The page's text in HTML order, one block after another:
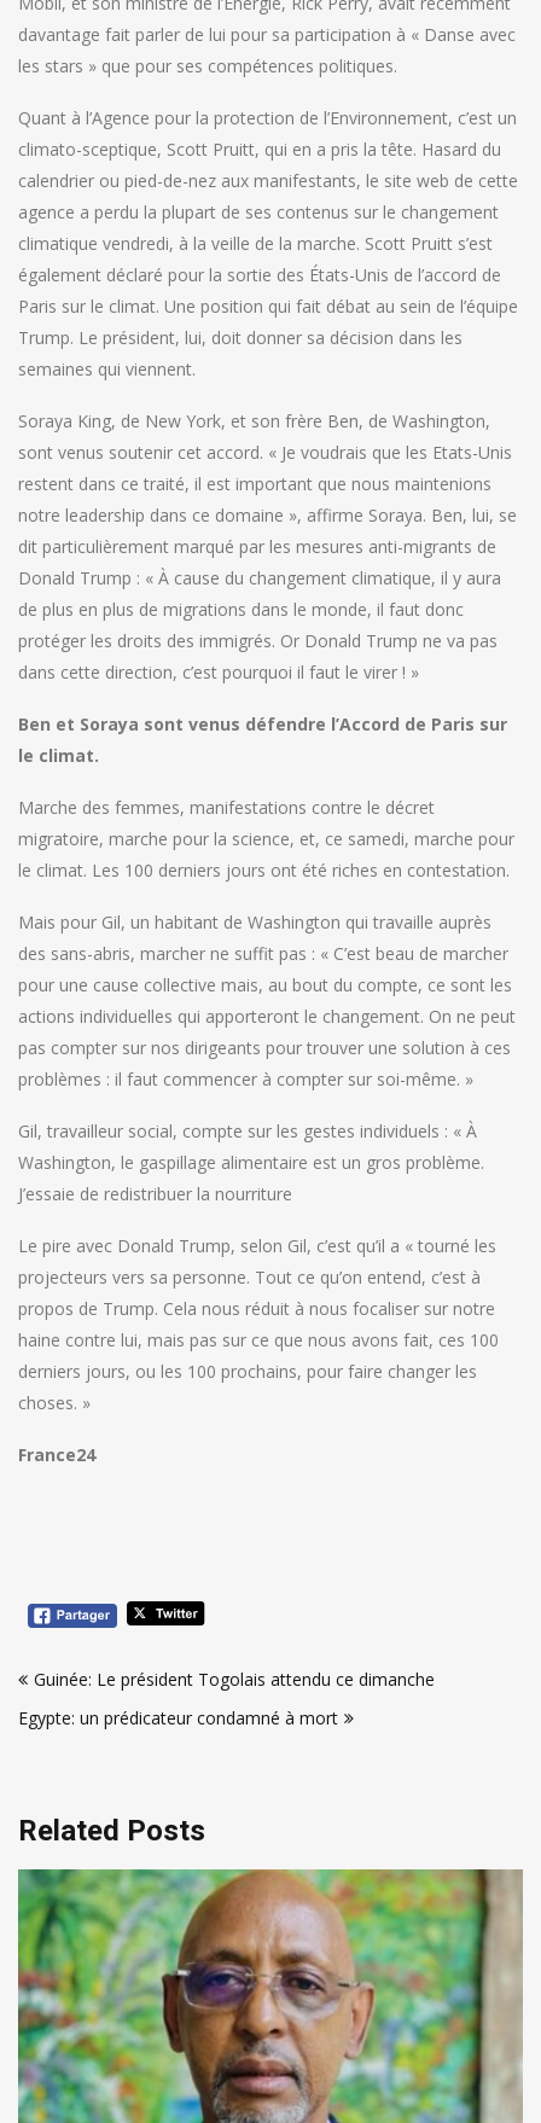
davantage fait parler de lui pour sa participation à « Danse avec
les stars » que pour ses compétences politiques.
Quant à l’Agence pour la protection de l’Environnement, c’est un
climato-sceptique, Scott Pruitt, qui en a pris la tête. Hasard du
calendrier ou pied-de-nez aux manifestants, le site web de cette
agence a perdu la plupart de ses contenus sur le changement
climatique vendredi, à la veille de la marche. Scott Pruitt s’est
également déclaré pour la sortie des États-Unis de l’accord de
Paris sur le climat. Une position qui fait débat au sein de l’équipe
Trump. Le président, lui, doit donner sa décision dans les
semaines qui viennent.
Soraya King, de New York, et son frère Ben, de Washington,
sont venus soutenir cet accord. « Je voudrais que les Etats-Unis
restent dans ce traité, il est important que nous maintenions
notre leadership dans ce domaine », affirme Soraya. Ben, lui, se
dit particulièrement marqué par les mesures anti-migrants de
Donald Trump : « À cause du changement climatique, il y aura
de plus en plus de migrations dans le monde, il faut donc
protéger les droits des immigrés. Or Donald Trump ne va pas
dans cette direction, c’est pourquoi il faut le virer ! »
Ben et Soraya sont venus défendre l’Accord de Paris sur
le climat.
Marche des femmes, manifestations contre le décret
migratoire, marche pour la science, et, ce samedi, marche pour
le climat. Les 100 derniers jours ont été riches en contestation.
Mais pour Gil, un habitant de Washington qui travaille auprès
des sans-abris, marcher ne suffit pas : « C’est beau de marcher
pour une cause collective mais, au bout du compte, ce sont les
actions individuelles qui apporteront le changement. On ne peut
pas compter sur nos dirigeants pour trouver une solution à ces
problèmes : il faut commencer à compter sur soi-même. »
Gil, travailleur social, compte sur les gestes individuels : « À
Washington, le gaspillage alimentaire est un gros problème.
J’essaie de redistribuer la nourriture
Le pire avec Donald Trump, selon Gil, c’est qu’il a « tourné les
projecteurs vers sa personne. Tout ce qu’on entend, c’est à
propos de Trump. Cela nous réduit à nous focaliser sur notre
haine contre lui, mais pas sur ce que nous avons fait, ces 100
derniers jours, ou les 100 prochains, pour faire changer les
choses. »
France24
de
l’article
Guinée: Le président Togolais attendu ce dimanche
Egypte: un prédicateur condamné à mort
Related Posts